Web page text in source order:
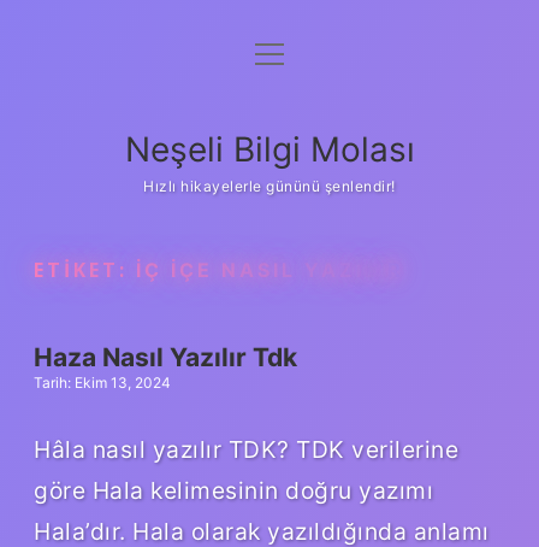
Anasayfa
Yasal Uyarı
menüyü
Neşeli Bilgi Molası
Hızlı hikayelerle gününü şenlendir!
ETIKET: İÇ IÇE NASIL YAZILIR
Haza Nasıl Yazılır Tdk
Tarih: Ekim 13, 2024
Hâla nasıl yazılır TDK? TDK verilerine
göre Hala kelimesinin doğru yazımı
Hala’dır. Hala olarak yazıldığında anlamı